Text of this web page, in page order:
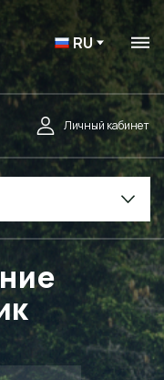
RU
Личный кабинет